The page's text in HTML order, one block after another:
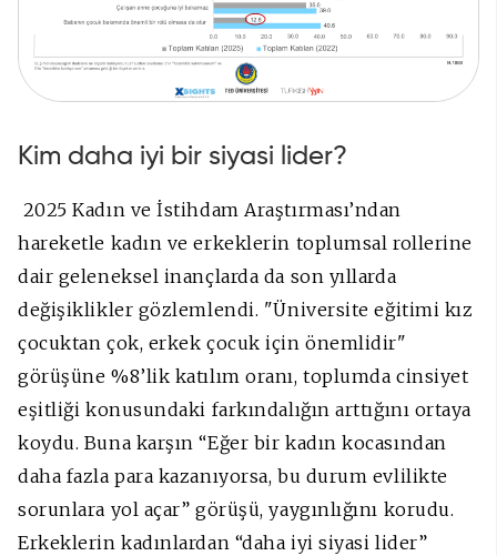
Kim daha iyi bir siyasi lider?
2025 Kadın ve İstihdam Araştırması’ndan
hareketle kadın ve erkeklerin toplumsal rollerine
dair geleneksel inançlarda da son yıllarda
değişiklikler gözlemlendi. "Üniversite eğitimi kız
çocuktan çok, erkek çocuk için önemlidir"
görüşüne %8’lik katılım oranı, toplumda cinsiyet
eşitliği konusundaki farkındalığın arttığını ortaya
koydu. Buna karşın “Eğer bir kadın kocasından
daha fazla para kazanıyorsa, bu durum evlilikte
sorunlara yol açar” görüşü, yaygınlığını korudu.
Erkeklerin kadınlardan “daha iyi siyasi lider”